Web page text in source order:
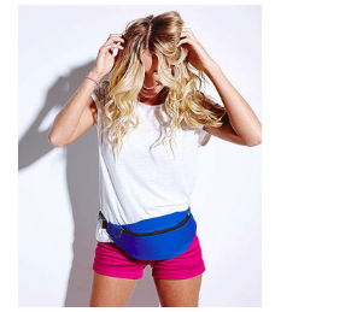
Go to product page